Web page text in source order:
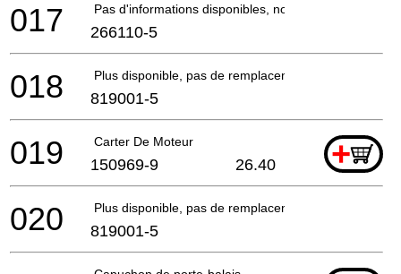
Pas d'informations disponibles, non commandable
017 266110-5
Plus disponible, pas de remplacement
018 819001-5
Carter De Moteur +
019 150969-9 26.40
Plus disponible, pas de remplacement
020 819001-5